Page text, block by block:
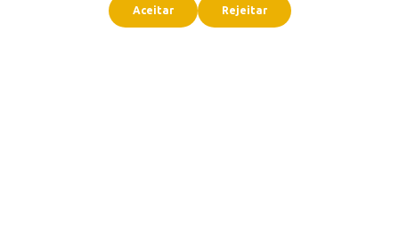
Aceitar Rejeitar